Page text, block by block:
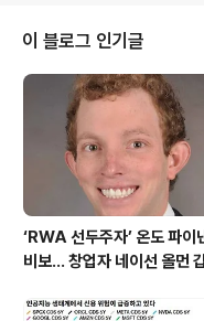
많은 거래량과 사용자 등록을 유
보상을 받았다고 밝혔습니다. 그
하이퍼리퀴드의 보상 체계가 불
차례에 걸쳐 파트너십을 요청했
습니다.창펑자오의 다크풀 아키
DEX 구조에서 발생하는 투명성 문
이 블로그 인기글
‘RWA 선두주자’ 온도 파이
비보… 창업자 네이선 올먼